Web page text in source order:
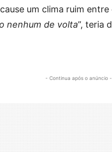
um clima ruim
nenhum de volta”, teria
- Continua após o anúncio -